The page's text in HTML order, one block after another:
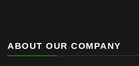
ABOUT OUR COMPANY